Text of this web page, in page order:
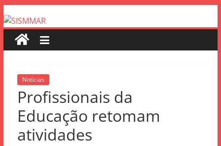
Notícias
Profissionais da
Educação retomam
atividades